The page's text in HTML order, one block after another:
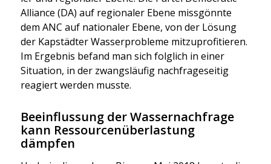
Alli­ance (DA) auf regio­na­ler Ebe­ne miss­gönn­te
dem ANC auf natio­na­ler Ebe­ne, von der Lösung
der Kap­städ­ter Was­ser­pro­ble­me mit­zu­pro­fi­tie­ren.
Im Ergeb­nis befand man sich folg­lich in einer
Situa­ti­on, in der zwangs­läu­fig nach­fra­ge­sei­tig
reagiert wer­den muss­te.
Beeinflussung der Wassernachfrage
kann Ressourcenüberlastung
dämpfen